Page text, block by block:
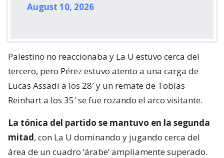
August 10, 2026
Palestino no reaccionaba y La U estuvo cerca del
tercero, pero Pérez estuvo atento a una carga de
Lucas Assadi a los 28′ y un remate de Tobías
Reinhart a los 35′ se fue rozando el arco visitante.
La tónica del partido se mantuvo en la segunda
mitad, con La U dominando y jugando cerca del
área de un cuadro ‘árabe’ ampliamente superado.